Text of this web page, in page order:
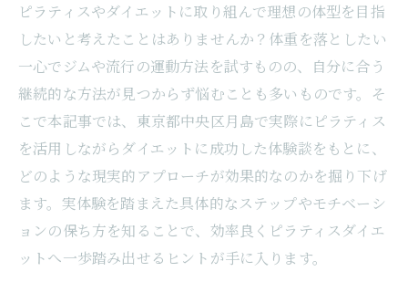
ピラティスやダイエットに取り組んで理想の体型を目指
したいと考えたことはありませんか？体重を落としたい
一心でジムや流行の運動方法を試すものの、自分に合う
継続的な方法が見つからず悩むことも多いものです。そ
こで本記事では、東京都中央区月島で実際にピラティス
を活用しながらダイエットに成功した体験談をもとに、
どのような現実的アプローチが効果的なのかを掘り下げ
ます。実体験を踏まえた具体的なステップやモチベーシ
ョンの保ち方を知ることで、効率良くピラティスダイエ
ットへ一歩踏み出せるヒントが手に入ります。